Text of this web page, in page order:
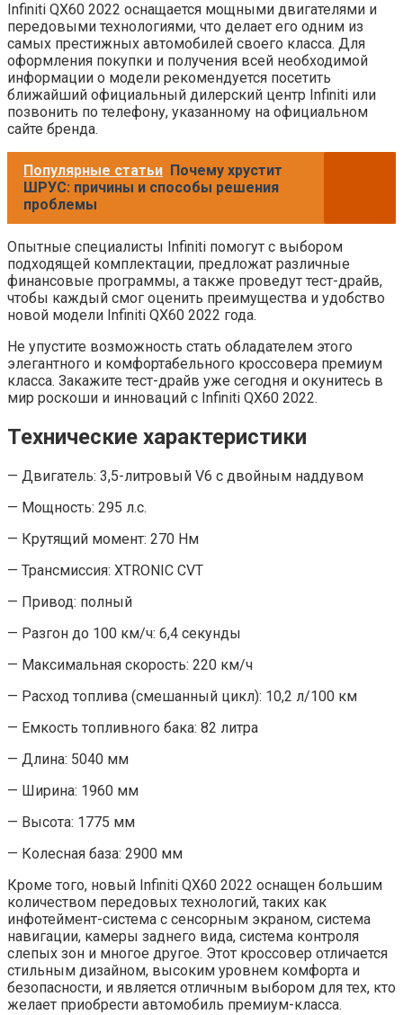
Infiniti QX60 2022 оснащается мощными двигателями и
передовыми технологиями, что делает его одним из
самых престижных автомобилей своего класса. Для
оформления покупки и получения всей необходимой
информации о модели рекомендуется посетить
ближайший официальный дилерский центр Infiniti или
позвонить по телефону, указанному на официальном
сайте бренда.
Популярные статьи Почему хрустит
ШРУС: причины и способы решения
проблемы
Опытные специалисты Infiniti помогут с выбором
подходящей комплектации, предложат различные
финансовые программы, а также проведут тест-драйв,
чтобы каждый смог оценить преимущества и удобство
новой модели Infiniti QX60 2022 года.
Не упустите возможность стать обладателем этого
элегантного и комфортабельного кроссовера премиум
класса. Закажите тест-драйв уже сегодня и окунитесь в
мир роскоши и инноваций с Infiniti QX60 2022.
Технические характеристики
— Двигатель: 3,5-литровый V6 с двойным наддувом
— Мощность: 295 л.с.
— Крутящий момент: 270 Нм
— Трансмиссия: XTRONIC CVT
— Привод: полный
— Разгон до 100 км/ч: 6,4 секунды
— Максимальная скорость: 220 км/ч
— Расход топлива (смешанный цикл): 10,2 л/100 км
— Емкость топливного бака: 82 литра
— Длина: 5040 мм
— Ширина: 1960 мм
— Высота: 1775 мм
— Колесная база: 2900 мм
Кроме того, новый Infiniti QX60 2022 оснащен большим
количеством передовых технологий, таких как
инфотеймент-система с сенсорным экраном, система
навигации, камеры заднего вида, система контроля
слепых зон и многое другое. Этот кроссовер отличается
стильным дизайном, высоким уровнем комфорта и
безопасности, и является отличным выбором для тех, кто
желает приобрести автомобиль премиум-класса.